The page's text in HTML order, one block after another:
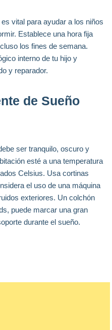
vital para ayudar a los niños
Establece una hora fija
los fines de semana.
interno de tu hijo y
y reparador.
de Sueño
ser tranquilo, oscuro y
esté a una temperatura
Celsius. Usa cortinas
el uso de una máquina
exteriores. Un colchón
puede marcar una gran
durante el sueño.